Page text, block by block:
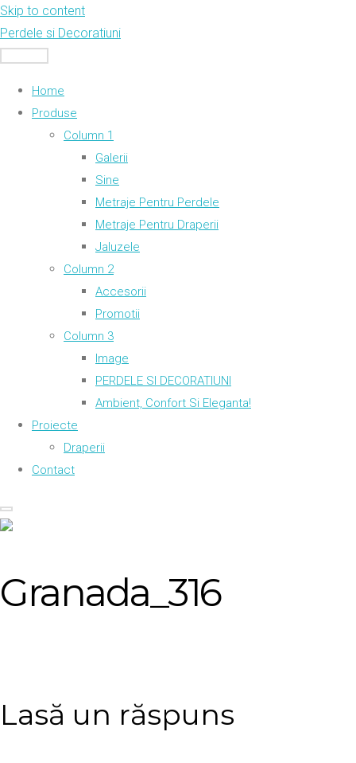
Skip to content
Perdele si Decoratiuni
Home
Produse
Column 1
Galerii
Sine
Metraje Pentru Perdele
Metraje Pentru Draperii
Jaluzele
Column 2
Accesorii
Promotii
Column 3
Image
PERDELE SI DECORATIUNI
Ambient, Confort Si Eleganta!
Proiecte
Draperii
Contact
Granada_316
Lasă un răspuns